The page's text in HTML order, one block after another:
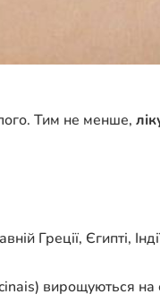
Тим не менше,
Греції, Єгипті,
вирощуються